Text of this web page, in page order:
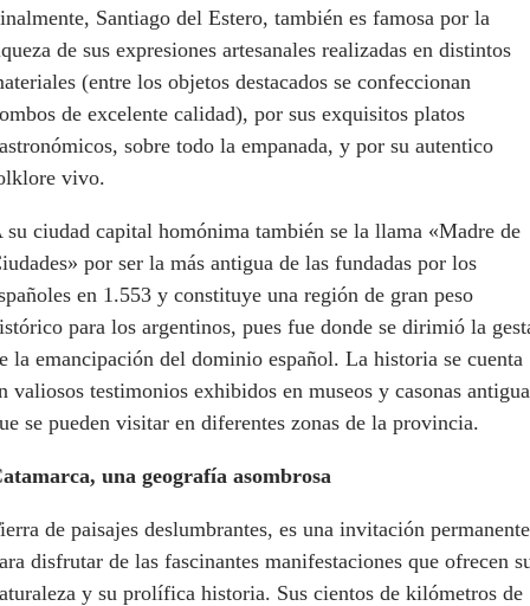
Santiago del Estero, también es famosa por la
de sus expresiones artesanales realizadas en distintos
(entre los objetos destacados se confeccionan
de excelente calidad), por sus exquisitos platos
sobre todo la empanada, y por su autentico
vivo.
su ciudad capital homónima también se la llama «Madre de
por ser la más antigua de las fundadas por los
en 1.553 y constituye una región de gran peso
para los argentinos, pues fue donde se dirimió la
la emancipación del dominio español. La historia se cuenta
valiosos testimonios exhibidos en museos y casonas
se pueden visitar en diferentes zonas de la provincia.
una geografía asombrosa
de paisajes deslumbrantes, es una invitación permanente
disfrutar de las fascinantes manifestaciones que ofrecen
y su prolífica historia. Sus cientos de kilómetros de